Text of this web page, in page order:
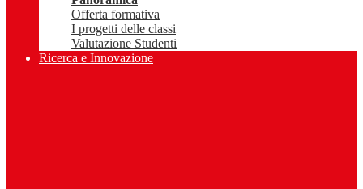
Offerta formativa
I progetti delle classi
Valutazione Studenti
Ricerca e Innovazione